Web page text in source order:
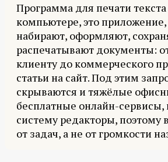
Программа для печати
компьютере, это
набирают, оформляют,
распечатывают документы:
клиенту до коммерческого
статьи на сайт. Под этим
скрываются и тяжёлые
бесплатные онлайн-сервисы,
систему редакторы, поэтому
от задач, а не от громкости